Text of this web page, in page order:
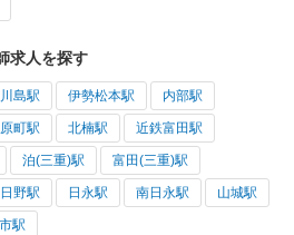
求人を探す
島駅 伊勢松本駅 内部駅
町駅 北楠駅 近鉄富田駅
泊(三重)駅 富田(三重)駅
野駅 日永駅 南日永駅 山城駅
駅